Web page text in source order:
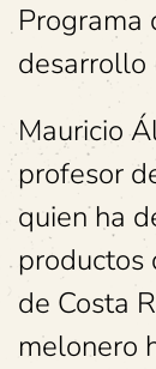
Programa
desarrollo
Mauricio
profesor
quien ha
productos
de Costa
melonero